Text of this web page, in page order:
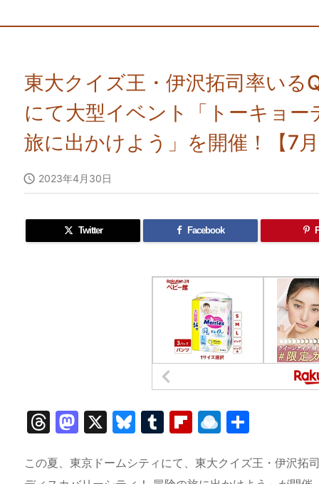
東大クイズ王・伊沢拓司率い
にて大型イベント「トーキョ
旅に出かけよう」を開催！【7
 2023年4月30日
Twitter Facebook
T
e
M
st
X
Bl
e
T
m
Fl
b
R
n
この夏、東京ドームシティにて、東大クイズ王・伊沢